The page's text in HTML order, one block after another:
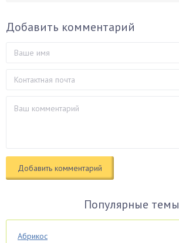
Добавить комментарий
Популярные темы
Абрикос